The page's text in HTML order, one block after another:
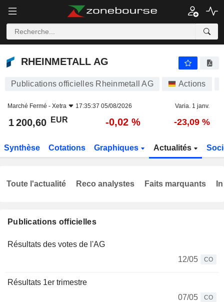
RHEINMETALL AG
RHEINMETALL AG
Publications officielles Rheinmetall AG Actions
Marché Fermé - Xetra 17:35:37 05/08/2026 Varia. 1 janv.
1 200,60 EUR -0,02 % -23,09 %
Synthèse Cotations Graphiques Actualités
Publications officielles
Résultats des votes de l'AG
12/05
CO
Résultats 1er trimestre
07/05
CO
Toute l'actualité Reco analystes Faits marquants